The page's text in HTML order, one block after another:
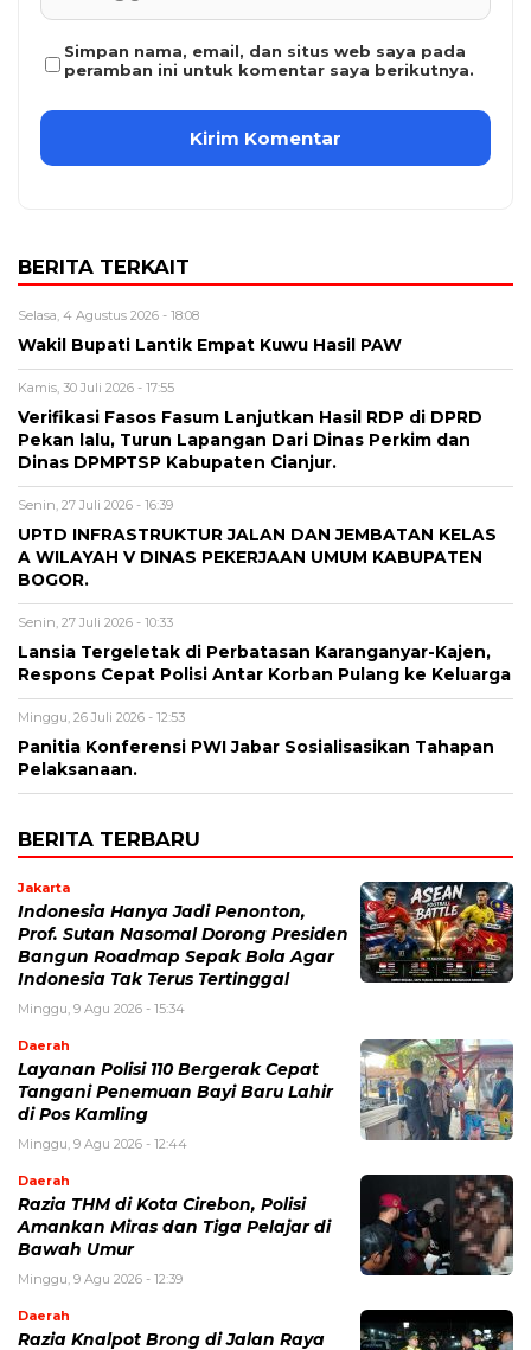
Simpan nama, email, dan situs web saya pada
peramban ini untuk komentar saya berikutnya.
BERITA TERKAIT
Selasa, 4 Agustus 2026 - 18:08
Wakil Bupati Lantik Empat Kuwu Hasil PAW
Kamis, 30 Juli 2026 - 17:55
Verifikasi Fasos Fasum Lanjutkan Hasil RDP di DPRD
Pekan lalu, Turun Lapangan Dari Dinas Perkim dan
Dinas DPMPTSP Kabupaten Cianjur.
Senin, 27 Juli 2026 - 16:39
UPTD INFRASTRUKTUR JALAN DAN JEMBATAN KELAS
A WILAYAH V DINAS PEKERJAAN UMUM KABUPATEN
BOGOR.
Senin, 27 Juli 2026 - 10:33
Lansia Tergeletak di Perbatasan Karanganyar-Kajen,
Respons Cepat Polisi Antar Korban Pulang ke Keluarga
Minggu, 26 Juli 2026 - 12:53
Panitia Konferensi PWI Jabar Sosialisasikan Tahapan
Pelaksanaan.
BERITA TERBARU
Jakarta
Indonesia Hanya Jadi Penonton,
Prof. Sutan Nasomal Dorong Presiden
Bangun Roadmap Sepak Bola Agar
Indonesia Tak Terus Tertinggal
Minggu, 9 Agu 2026 - 15:34
Daerah
Layanan Polisi 110 Bergerak Cepat
Tangani Penemuan Bayi Baru Lahir
di Pos Kamling
Minggu, 9 Agu 2026 - 12:44
Daerah
Razia THM di Kota Cirebon, Polisi
Amankan Miras dan Tiga Pelajar di
Bawah Umur
Minggu, 9 Agu 2026 - 12:39
Daerah
Razia Knalpot Brong di Jalan Raya